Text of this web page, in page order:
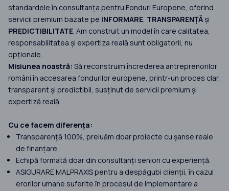
standardele în consultanța pentru Fonduri Europene, oferind
servicii premium bazate pe INFORMARE, TRANSPARENȚĂși
PREDICTIBILITATE. Am construit un model în care calitatea,
responsabilitatea și expertiza reală sunt obligatorii, nu
opționale.
Misiunea noastră: Să reconstruim încrederea antreprenorilor
români în accesarea fondurilor europene, printr-un proces clar,
transparent și predictibil, susținut de servicii premium și
expertiză reală.
Cu ce facem diferența:
Transparență 100%, preluăm doar proiecte cu șanse reale
de finanțare.
Echipă formată doar din consultanți seniori cu experiență.
ASIGURARE MALPRAXIS pentru a despăgubi clienții, în cazul
erorilor umane suferite în procesul de implementare a